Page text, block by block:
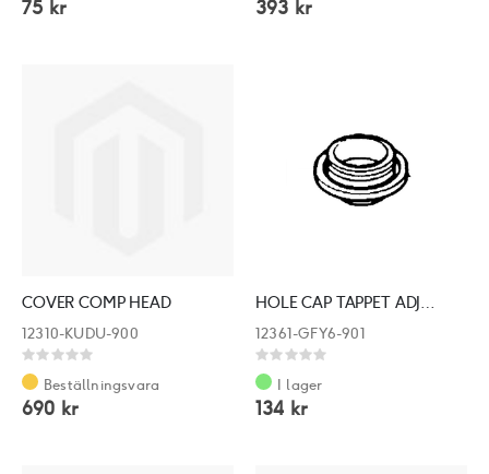
75 kr 393 kr
COVER COMP HEAD
12310-KUDU-900
Rating:
0%
Beställningsvara
690 kr
12361-GFY6-901
Rating:
0%
I lager
134 kr